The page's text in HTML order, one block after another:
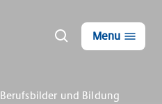
Menu
Berufsbilder und Bildung